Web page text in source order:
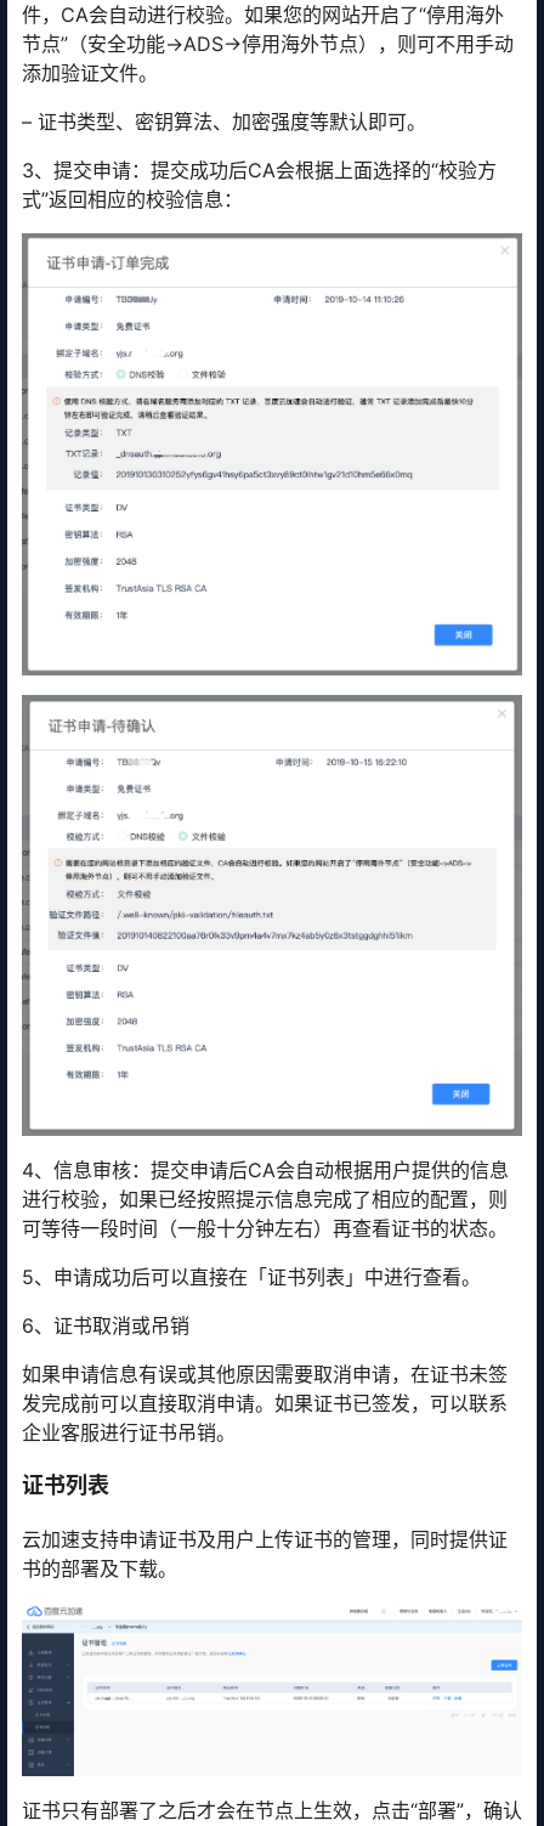
件，CA会自动进行校验。如果您的网站开启了“停用海外
节点”（安全功能->ADS->停用海外节点），则可不用手动
添加验证文件。
– 证书类型、密钥算法、加密强度等默认即可。
3、提交申请：提交成功后CA会根据上面选择的“校验方
式”返回相应的校验信息：
4、信息审核：提交申请后CA会自动根据用户提供的信息
进行校验，如果已经按照提示信息完成了相应的配置，则
可等待一段时间（一般十分钟左右）再查看证书的状态。
5、申请成功后可以直接在「证书列表」中进行查看。
6、证书取消或吊销
如果申请信息有误或其他原因需要取消申请，在证书未签
发完成前可以直接取消申请。如果证书已签发，可以联系
企业客服进行证书吊销。
证书列表
云加速支持申请证书及用户上传证书的管理，同时提供证
书的部署及下载。
证书只有部署了之后才会在节点上生效，点击“部署”，确认